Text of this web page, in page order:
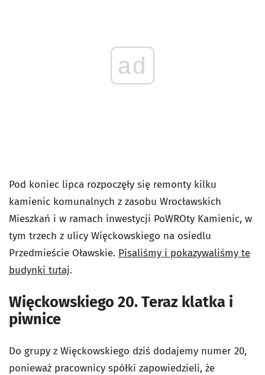
ad
Pod koniec lipca rozpoczęły się remonty kilku
kamienic komunalnych z zasobu Wrocławskich
Mieszkań i w ramach inwestycji PoWROty Kamienic, w
tym trzech z ulicy Więckowskiego na osiedlu
Przedmieście Oławskie. Pisaliśmy i pokazywaliśmy te
budynki tutaj.
Więckowskiego 20. Teraz klatka i
piwnice
Do grupy z Więckowskiego dziś dodajemy numer 20,
ponieważ pracownicy spółki zapowiedzieli, że